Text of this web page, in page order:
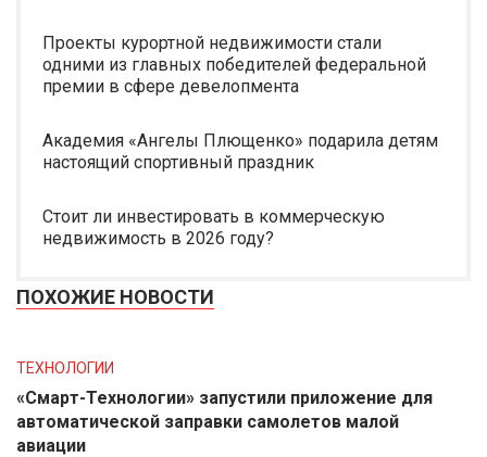
Проекты курортной недвижимости стали
одними из главных победителей федеральной
премии в сфере девелопмента
Академия «Ангелы Плющенко» подарила детям
настоящий спортивный праздник
Стоит ли инвестировать в коммерческую
недвижимость в 2026 году?
ПОХОЖИЕ НОВОСТИ
ТЕХНОЛОГИИ
«Смарт-Технологии» запустили приложение для
автоматической заправки самолетов малой
авиации